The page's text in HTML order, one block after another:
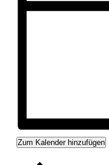
Zum Kalender hinzufügen